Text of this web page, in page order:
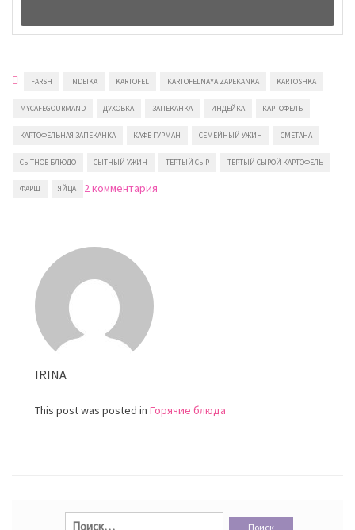
FARSH INDEIKA KARTOFEL KARTOFELNAYA ZAPEKANKA KARTOSHKA
MYCAFEGOURMAND ДУХОВКА ЗАПЕКАНКА ИНДЕЙКА КАРТОФЕЛЬ
КАРТОФЕЛЬНАЯ ЗАПЕКАНКА КАФЕ ГУРМАН СЕМЕЙНЫЙ УЖИН СМЕТАНА
СЫТНОЕ БЛЮДО СЫТНЫЙ УЖИН ТЕРТЫЙ СЫР ТЕРТЫЙ СЫРОЙ КАРТОФЕЛЬ
ФАРШ ЯЙЦА 2 комментария
IRINA
This post was posted in Горячие блюда
Найти: